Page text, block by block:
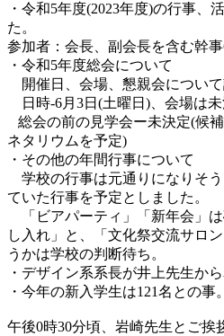
・令和5年度(2023年度)の行事、
た。
参加者：会長、副会長を含む幹事
・令和5年度総会について
開催日、会場、懇親会について
日時-6月3日(土曜日)、会場は
総会の前の見学会ー未決定(候
ネタリウムを予定)
・その他の年間行事について
学校の行事は元通りになりそ
ていた行事を予定としました。
「ビアパーティ」「新年会」
し入れ」と、「文化祭交流サロ
うかは学校の判断待ち。
・デザイン系系長が井上先生か
・今年の新入学生は121名との事。
午後0時30分頃、岩崎先生とご挨